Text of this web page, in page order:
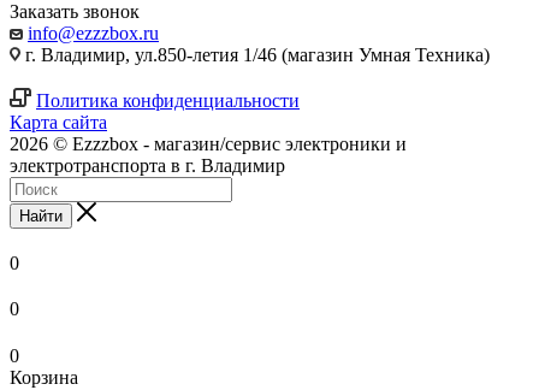
Заказать звонок
info@ezzzbox.ru
г. Владимир, ул.850-летия 1/46 (магазин Умная Техника)
Политика конфиденциальности
Карта сайта
2026 © Ezzzbox - магазин/сервис электроники и
электротранспорта в г. Владимир
Найти
0
0
0
Корзина